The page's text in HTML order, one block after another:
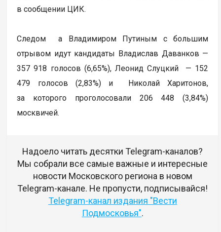
в сообщении ЦИК.
Следом а Владимиром Путиным с большим
отрывом идут кандидаты Владислав Даванков —
357 918 голосов (6,65%), Леонид Слуцкий — 152
479 голосов (2,83%) и Николай Харитонов,
за которого проголосовали 206 448 (3,84%)
москвичей.
Надоело читать десятки Telegram-каналов?
Мы собрали все самые важные и интересные
новости Московского региона в новом
Telegram-канале. Не пропусти, подписывайся!
Telegram-канал издания "Вести
Подмосковья".